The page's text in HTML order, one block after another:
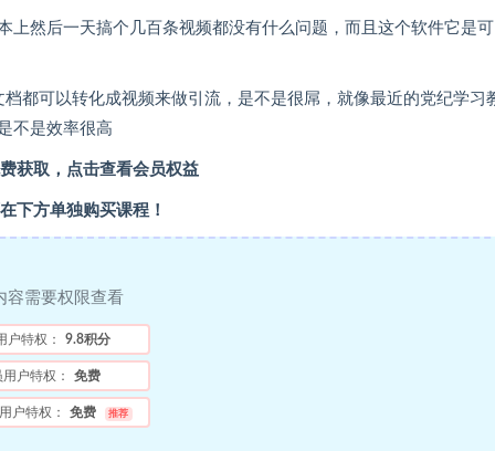
然后一天搞个几百条视频都没有什么问题，而且这个软件它是
都可以转化成视频来做引流，是不是很屌，就像最近的党纪学习
不是效率很高
获取，点击查看会员权益
下方单独购买课程！
容需要权限查看
户特权： 9.8积分
户特权： 免费
户特权： 免费 推荐